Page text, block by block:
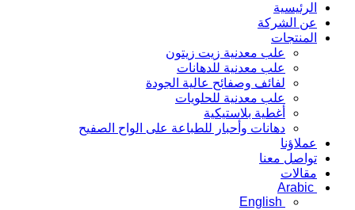
الرئيسية
عن الشركة
المنتجات
علب معدنية زيت زيتون
علب معدنية للدهانات
لفائف وصفائح عالية الجودة
علب معدنية للحلويات
أغطية بلاستيكية
دهانات وأحبار للطباعة على الواح الصفيح
عملاؤنا
تواصل معنا
مقالات
Arabic
English